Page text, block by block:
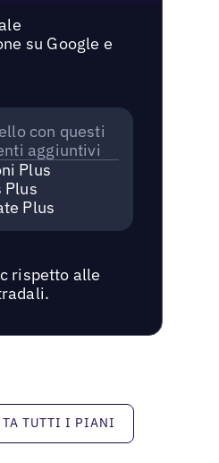
su Google e
con questi
aggiuntivi
Plus
Plus
Plus
rispetto alle
i piani
TUTTI I PIANI